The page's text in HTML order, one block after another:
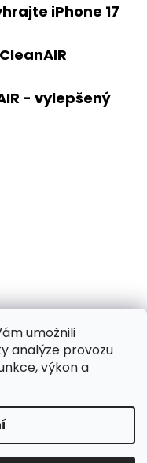
umožnili
analýze provozu
výkon a
iPhone 17
- vylepšený